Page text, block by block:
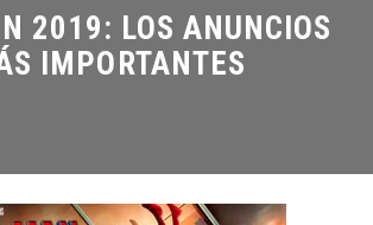
2019: LOS ANUNCIOS
IMPORTANTES